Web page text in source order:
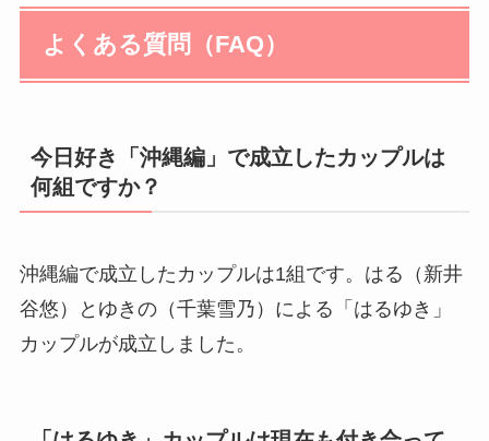
よくある質問（FAQ）
今日好き「沖縄編」で成立したカップルは
何組ですか？
沖縄編で成立したカップルは1組です。はる（新井
谷悠）とゆきの（千葉雪乃）による「はるゆき」
カップルが成立しました。